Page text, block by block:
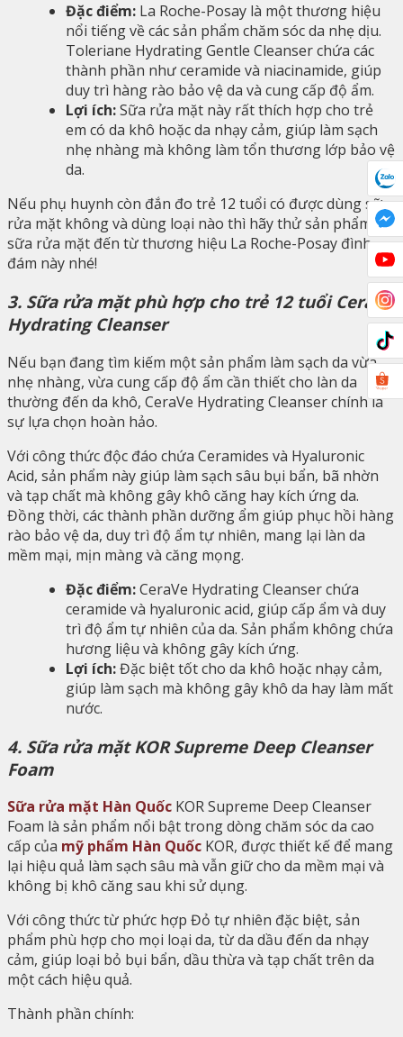
Đặc điểm: La Roche-Posay là một thương hiệu
nổi tiếng về các sản phẩm chăm sóc da nhẹ dịu.
Toleriane Hydrating Gentle Cleanser chứa các
thành phần như ceramide và niacinamide, giúp
duy trì hàng rào bảo vệ da và cung cấp độ ẩm.
Lợi ích:Sữa rửa mặt này rất thích hợp cho trẻ
em có da khô hoặc da nhạy cảm, giúp làm sạch
nhẹ nhàng mà không làm tổn thương lớp bảo vệ
da.
Nếu phụ huynh còn đắn đo trẻ 12 tuổi có được dùng sữa
rửa mặt không và dùng loại nào thì hãy thử sản phẩm
sữa rửa mặt đến từ thương hiệu La Roche-Posay đình
đám này nhé!
3. Sữa rửa mặt phù hợp cho trẻ 12 tuổi CeraVe
Hydrating Cleanser
Nếu bạn đang tìm kiếm một sản phẩm làm sạch da vừa
nhẹ nhàng, vừa cung cấp độ ẩm cần thiết cho làn da
thường đến da khô, CeraVe Hydrating Cleanser chính là
sự lựa chọn hoàn hảo.
Với công thức độc đáo chứa Ceramides và Hyaluronic
Acid, sản phẩm này giúp làm sạch sâu bụi bẩn, bã nhờn
và tạp chất mà không gây khô căng hay kích ứng da.
Đồng thời, các thành phần dưỡng ẩm giúp phục hồi hàng
rào bảo vệ da, duy trì độ ẩm tự nhiên, mang lại làn da
mềm mại, mịn màng và căng mọng.
Đặc điểm:CeraVe Hydrating Cleanser chứa
ceramide và hyaluronic acid, giúp cấp ẩm và duy
trì độ ẩm tự nhiên của da. Sản phẩm không chứa
hương liệu và không gây kích ứng.
Lợi ích:Đặc biệt tốt cho da khô hoặc nhạy cảm,
giúp làm sạch mà không gây khô da hay làm mất
nước.
4. Sữa rửa mặt KOR Supreme Deep Cleanser
Foam
Sữa rửa mặt Hàn Quốc KOR Supreme Deep Cleanser
Foam là sản phẩm nổi bật trong dòng chăm sóc da cao
cấp của mỹ phẩm Hàn Quốc KOR, được thiết kế để mang
lại hiệu quả làm sạch sâu mà vẫn giữ cho da mềm mại và
không bị khô căng sau khi sử dụng.
Với công thức từ phức hợp Đỏ tự nhiên đặc biệt, sản
phẩm phù hợp cho mọi loại da, từ da dầu đến da nhạy
cảm, giúp loại bỏ bụi bẩn, dầu thừa và tạp chất trên da
một cách hiệu quả.
Thành phần chính: